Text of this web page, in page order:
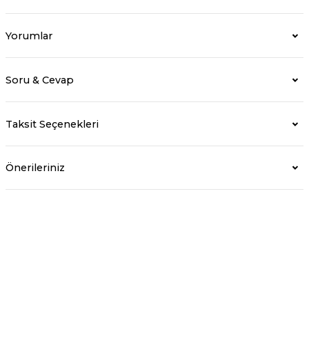
Yorumlar
Soru & Cevap
Taksit Seçenekleri
Önerileriniz